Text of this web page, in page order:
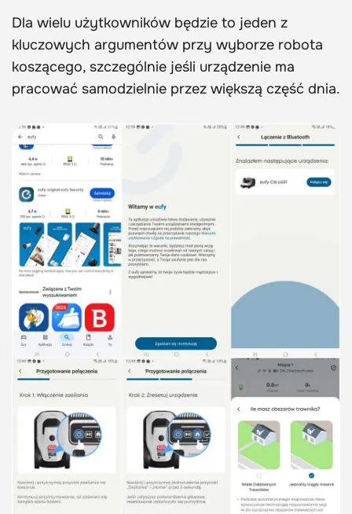
Dla wielu użytkowników będzie to jeden z
kluczowych argumentów przy wyborze robota
koszącego, szczególnie jeśli urządzenie ma
pracować samodzielnie przez większą część dnia.